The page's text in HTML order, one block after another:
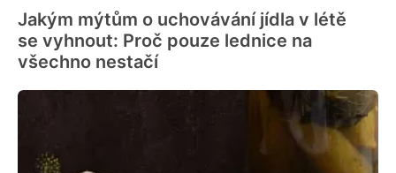
Jakým mýtům o uchovávání jídla v létě
se vyhnout: Proč pouze lednice na
všechno nestačí